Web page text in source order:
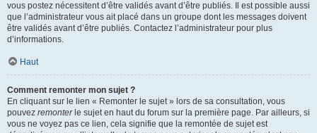
vous postez nécessitent d’être validés avant d’être publiés. Il est possible aussi
que l’administrateur vous ait placé dans un groupe dont les messages doivent
être validés avant d’être publiés. Contactez l’administrateur pour plus
d’informations.
Haut
Comment remonter mon sujet ?
En cliquant sur le lien « Remonter le sujet » lors de sa consultation, vous
pouvez remonterle sujet en haut du forum sur la première page. Par ailleurs, si
vous ne voyez pas ce lien, cela signifie que la remontée de sujet est